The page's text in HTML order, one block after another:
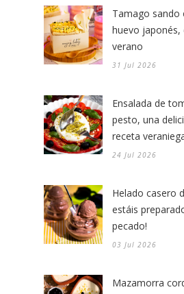
Tamago sando
huevo japonés,
verano
31 Jul 2026
Ensalada de
pesto, una
receta
24 Jul 2026
Helado casero
estáis
pecado!
03 Jul 2026
Mazamorra